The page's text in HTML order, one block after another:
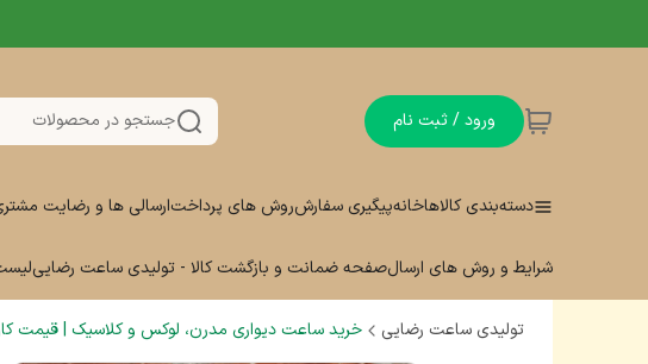
ورود / ثبت نام جستجو در محصولات
دسته‌بندی کالاهاخانهپیگیری سفارشروش های پرداختارسالی ها و رضایت
شرایط و روش های ارسالصفحه ضمانت و بازگشت کالا - تولیدی ساعت رضایی
تولیدی ساعت رضایی خرید ساعت دیواری مدرن، لوکس و کلاسیک | قیمت